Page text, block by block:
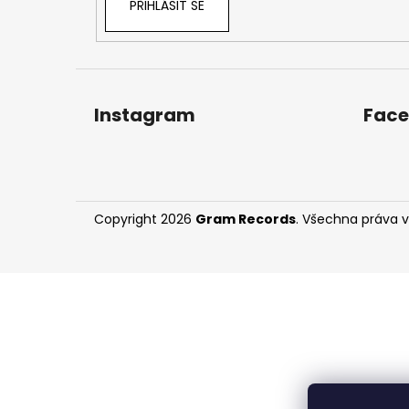
PŘIHLÁSIT SE
Instagram
Copyright 2026 Gram Records. Všechna práva